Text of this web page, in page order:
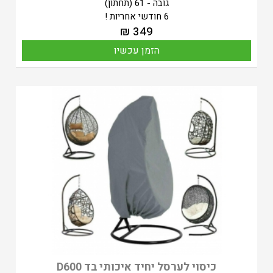
גובה - 61 (תחתון)
6 חודשי אחריות !
₪ 349
הזמן עכשיו
כיסוי לערסל יחיד איכותי בד D600